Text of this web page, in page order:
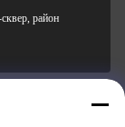
район